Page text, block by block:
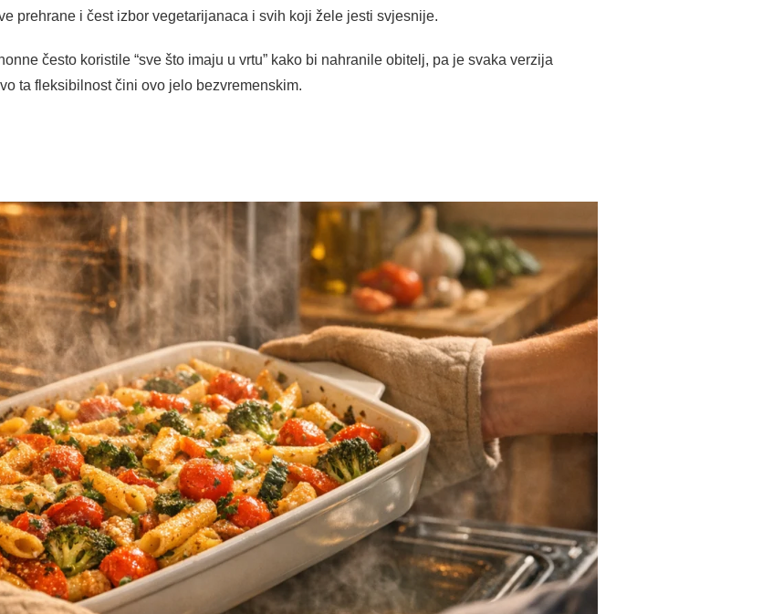
prehrane i čest izbor vegetarijanaca i svih koji žele jesti svjesnije.
često koristile “sve što imaju u vrtu” kako bi nahranile obitelj, pa je svaka verzija
ta fleksibilnost čini ovo jelo bezvremenskim.